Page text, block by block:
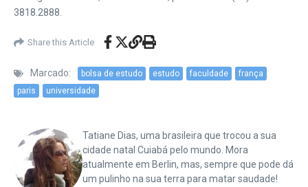
3818.2888.
Share this Article
Marcado: bolsa de estudo estudo faculdade
frança
paris
universidade
Tatiane Dias, uma brasileira que trocou a sua
cidade natal Cuiabá pelo mundo. Mora
atualmente em Berlin, mas, sempre que pode dá
um pulinho na sua terra para matar saudade!